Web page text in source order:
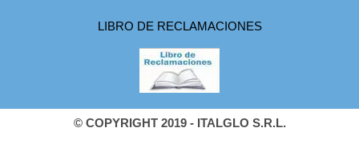
LIBRO DE RECLAMACIONES
© COPYRIGHT 2019 - ITALGLO S.R.L.